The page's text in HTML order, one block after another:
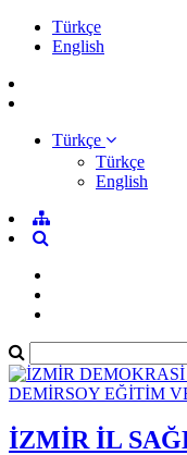
Türkçe
English
Türkçe
Türkçe
English
İZMİR İL